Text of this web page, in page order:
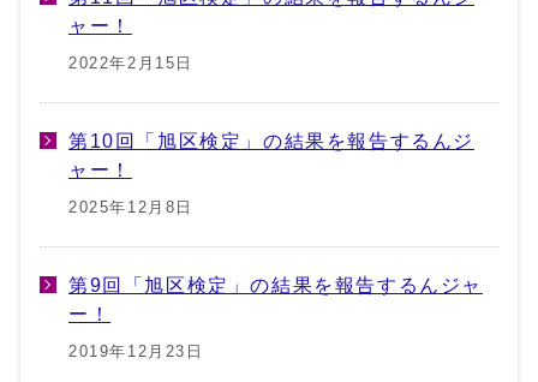
ャー！
2022年2月15日
第10回「旭区検定」の結果を報告するんジ
ャー！
2025年12月8日
第9回「旭区検定」の結果を報告するんジャ
ー！
2019年12月23日